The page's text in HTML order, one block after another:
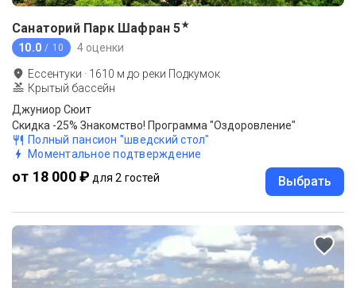
Санаторий Парк Шафран 5★
10.0 / 10 4 оценки
Ессентуки · 1610 м до реки Подкумок
Крытый бассейн
Джуниор Сюит
Скидка -25% Знакомство! Программа "Оздоровление"
Полный пансион "шведский стол"
Моментальное подтверждение
от 18 000 ₽ для 2 гостей Выбрать